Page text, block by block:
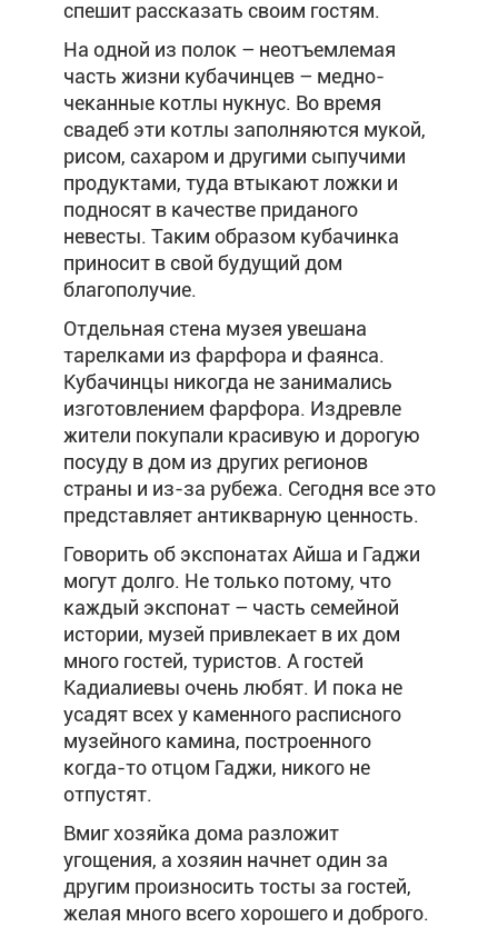
спешит рассказать своим гостям.
На одной из полок – неотъемлемая
часть жизни кубачинцев – медно-
чеканные котлы нукнус. Во время
свадеб эти котлы заполняются мукой,
рисом, сахаром и другими сыпучими
продуктами, туда втыкают ложки и
подносят в качестве приданого
невесты. Таким образом кубачинка
приносит в свой будущий дом
благополучие.
Отдельная стена музея увешана
тарелками из фарфора и фаянса.
Кубачинцы никогда не занимались
изготовлением фарфора. Издревле
жители покупали красивую и дорогую
посуду в дом из других регионов
страны и из-за рубежа. Сегодня все это
представляет антикварную ценность.
Говорить об экспонатах Айша и Гаджи
могут долго. Не только потому, что
каждый экспонат – часть семейной
истории, музей привлекает в их дом
много гостей, туристов. А гостей
Кадиалиевы очень любят. И пока не
усадят всех у каменного расписного
музейного камина, построенного
когда-то отцом Гаджи, никого не
отпустят.
Вмиг хозяйка дома разложит
угощения, а хозяин начнет один за
другим произносить тосты за гостей,
желая много всего хорошего и доброго.